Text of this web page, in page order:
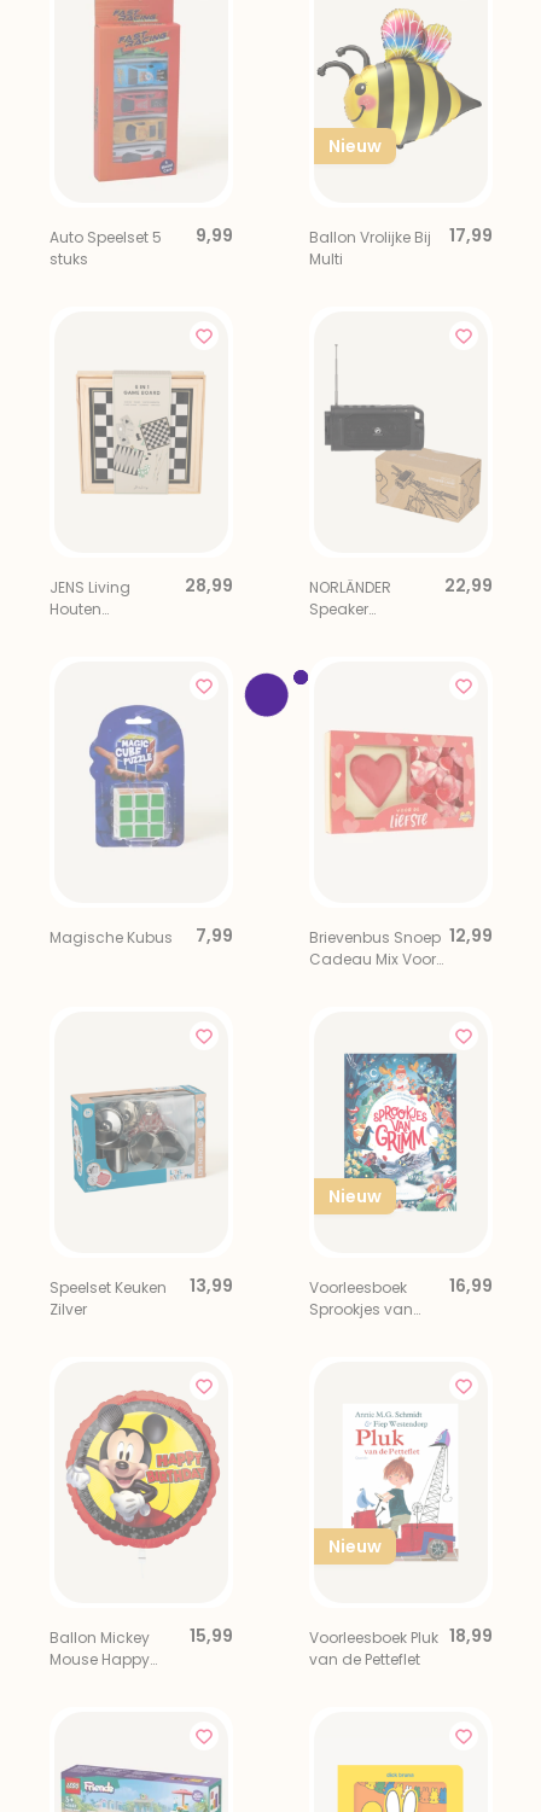
Auto Speelset 5
stuks
9,99
Nieuw
Ballon Vrolijke Bij
Multi
17,99
JENS Living
Houten
28,99
NORLÄNDER
Speaker
22,99
Magische Kubus 7,99
Brievenbus Snoep
Cadeau Mix Voor
12,99
Speelset Keuken
Zilver
13,99
Nieuw
Voorleesboek
Sprookjes van
16,99
Ballon Mickey
Mouse Happy
15,99
Nieuw
Voorleesboek Pluk
van de Petteflet
18,99